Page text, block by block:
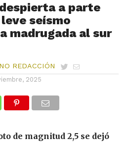
a parte
seísmo
madrugada al sur
REDACCIÓN
2025
de magnitud 2,5 se dejó